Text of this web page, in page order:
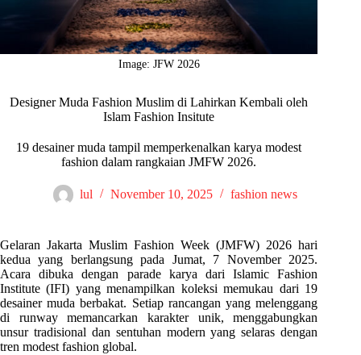
Image: JFW 2026
Designer Muda Fashion Muslim di Lahirkan Kembali oleh
Islam Fashion Insitute
19 desainer muda tampil memperkenalkan karya modest
fashion dalam rangkaian JMFW 2026.
lul November 10, 2025 fashion news
Gelaran Jakarta Muslim Fashion Week (JMFW) 2026 hari
kedua yang berlangsung pada Jumat, 7 November 2025.
Acara dibuka dengan parade karya dari Islamic Fashion
Institute (IFI) yang menampilkan koleksi memukau dari 19
desainer muda berbakat. Setiap rancangan yang melenggang
di runway memancarkan karakter unik, menggabungkan
unsur tradisional dan sentuhan modern yang selaras dengan
tren modest fashion global.